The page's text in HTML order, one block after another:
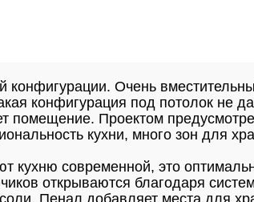
конфигурации. Очень
конфигурация под потолок не
помещение. Проектом
кухни, много зон для
кухню современной, это
открываются благодаря
Пенал добавляет места для